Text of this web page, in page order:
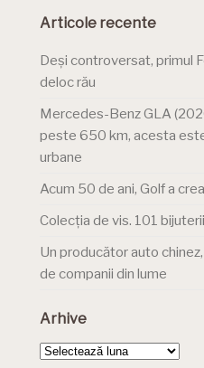
Articole recente
Deși controversat, primul
deloc rău
Mercedes-Benz GLA
peste 650 km, acesta
urbane
Acum 50 de ani, Golf a
Colecția de vis. 101
Un producător auto
de companii din lume
Arhive
Arhive